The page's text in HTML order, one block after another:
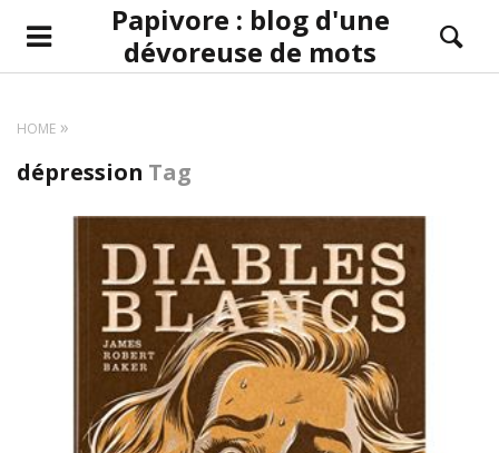
Papivore : blog d'une
dévoreuse de mots
HOME
dépression Tag